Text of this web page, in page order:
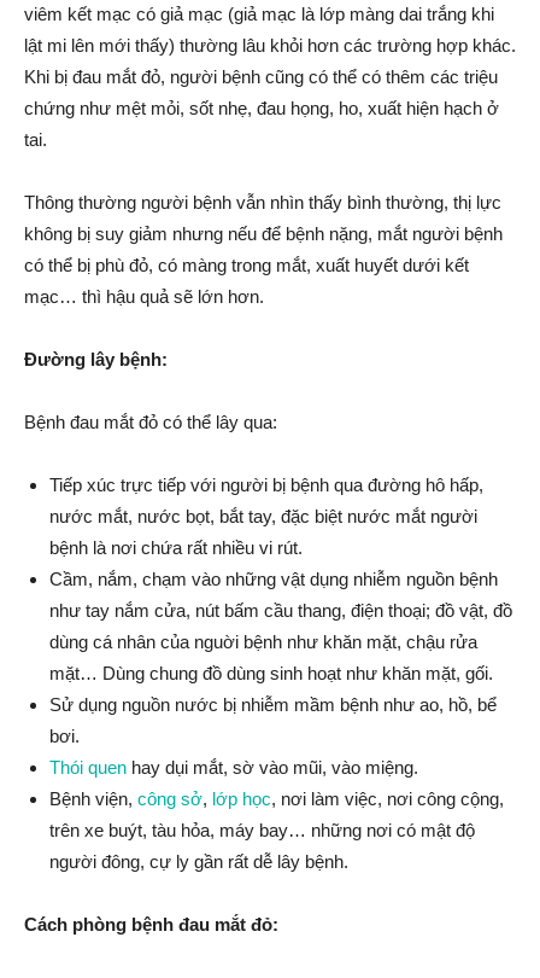
viêm kết mạc có giả mạc (giả mạc là lớp màng dai trắng khi
lật mi lên mới thấy) thường lâu khỏi hơn các trường hợp khác.
Khi bị đau mắt đỏ, người bệnh cũng có thể có thêm các triệu
chứng như mệt mỏi, sốt nhẹ, đau họng, ho, xuất hiện hạch ở
tai.
Thông thường người bệnh vẫn nhìn thấy bình thường, thị lực
không bị suy giảm nhưng nếu để bệnh nặng, mắt người bệnh
có thể bị phù đỏ, có màng trong mắt, xuất huyết dưới kết
mạc… thì hậu quả sẽ lớn hơn.
Đường lây bệnh:
Bệnh đau mắt đỏ có thể lây qua:
Tiếp xúc trực tiếp với người bị bệnh qua đường hô hấp,
nước mắt, nước bọt, bắt tay, đặc biệt nước mắt người
bệnh là nơi chứa rất nhiều vi rút.
Cầm, nắm, chạm vào những vật dụng nhiễm nguồn bệnh
như tay nắm cửa, nút bấm cầu thang, điện thoại; đồ vật, đồ
dùng cá nhân của nguời bệnh như khăn mặt, chậu rửa
mặt… Dùng chung đồ dùng sinh hoạt như khăn mặt, gối.
Sử dụng nguồn nước bị nhiễm mầm bệnh như ao, hồ, bể
bơi.
Thói quen hay dụi mắt, sờ vào mũi, vào miệng.
Bệnh viện, công sở, lớp học, nơi làm việc, nơi công cộng,
trên xe buýt, tàu hỏa, máy bay… những nơi có mật độ
người đông, cự ly gần rất dễ lây bệnh.
Cách phòng bệnh đau mắt đỏ: